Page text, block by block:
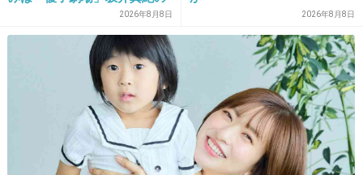
2026/06/03(水) 19:18:33
コミュ障だけど、できるだけ頑張りたいとは思
“猟奇的演技” が救いの神にな
るか
2026年8月8日 2026年8月8日